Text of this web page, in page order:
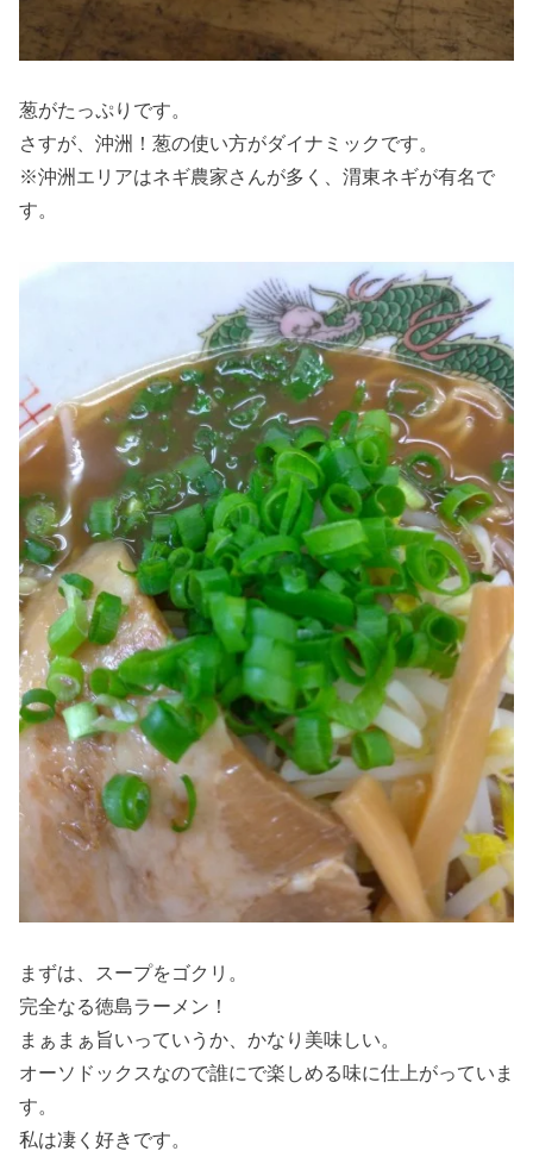
葱がたっぷりです。
さすが、沖洲！葱の使い方がダイナミックです。
※沖洲エリアはネギ農家さんが多く、渭東ネギが有名で
す。
まずは、スープをゴクリ。
完全なる徳島ラーメン！
まぁまぁ旨いっていうか、かなり美味しい。
オーソドックスなので誰にで楽しめる味に仕上がっていま
す。
私は凄く好きです。